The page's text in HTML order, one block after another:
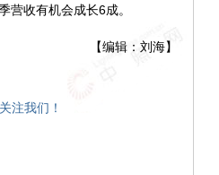
营收有机会成长6成。
【编辑：刘海】
注我们！